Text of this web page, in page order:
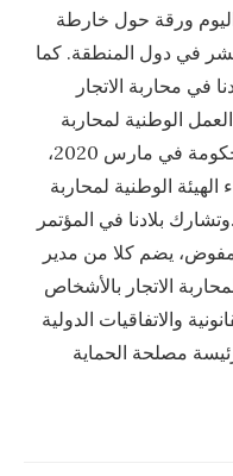
اليوم ورقة حول خارطة
في دول المنطقة. كما
في محاربة الاتجار
الوطنية لمحاربة
الاتجار بالبشر، التي صادقت عليها الحكومة في مارس 2020،
الوطنية لمحاربة
بلادنا في المؤتمر
يضم كلا من مدير
الاتجار بالأشخاص
والاتفاقيات الدولية
مصلحة الحماية